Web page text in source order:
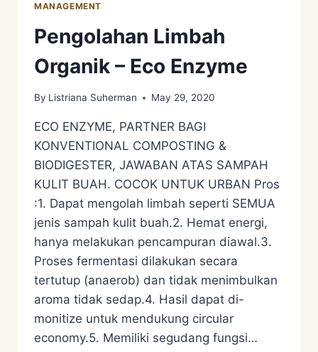
MANAGEMENT
Pengolahan Limbah
Organik – Eco Enzyme
By Listriana Suherman May 29, 2020
ECO ENZYME, PARTNER BAGI
KONVENTIONAL COMPOSTING &
BIODIGESTER, JAWABAN ATAS SAMPAH
KULIT BUAH. COCOK UNTUK URBAN Pros
:1. Dapat mengolah limbah seperti SEMUA
jenis sampah kulit buah.2. Hemat energi,
hanya melakukan pencampuran diawal.3.
Proses fermentasi dilakukan secara
tertutup (anaerob) dan tidak menimbulkan
aroma tidak sedap.4. Hasil dapat di-
monitize untuk mendukung circular
economy.5. Memiliki segudang fungsi…